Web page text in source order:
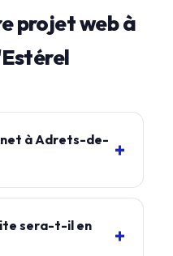
projet web à
à Adrets-de-
sera-t-il en